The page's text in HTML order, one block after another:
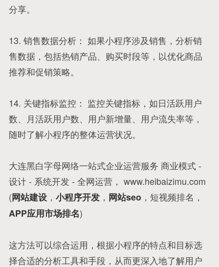
分享。
13. 销售数据分析： 如果小程序涉及销售，分析销
售数据，包括热销产品、购买时段等，以优化商品
推荐和促销策略。
14. 关键指标监控： 监控关键指标，如日活跃用户
数、月活跃用户数、用户新增量、用户流失率等，
随时了解小程序的整体运营状况。
大连黑白字母网络一站式企业运营服务 商业模式 -
设计 - 系统开发 - 全网运营， www.heibaizimu.com
(网站建设， 小程序开发， 网站seo ，短视频排名，
APP应用市场排名)
这方法可以综合运用，根据小程序的特点和目标选
择合适的分析工具和手段，从而更深入地了解用户